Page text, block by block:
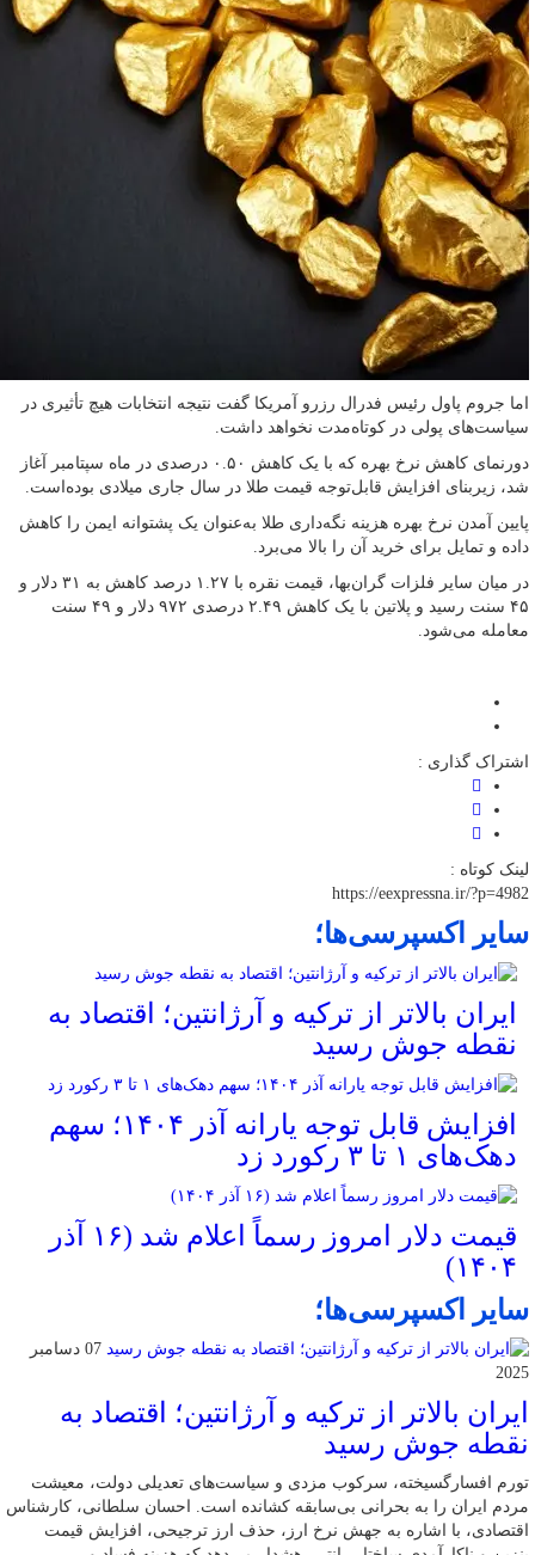
اما جروم پاول رئیس فدرال رزرو آمریکا گفت نتیجه‌ انتخابات هیچ تأثیری در
سیاست‌های پولی در کوتاه‌مدت نخواهد داشت.
دورنمای کاهش نرخ بهره که با یک کاهش ۰.۵۰ درصدی در ماه سپتامبر آغاز
شد، زیربنای افزایش قابل‌توجه قیمت طلا در سال جاری میلادی بوده‌است.
پایین آمدن نرخ بهره هزینه نگه‌داری طلا به‌عنوان یک پشتوانه ایمن را کاهش
داده و تمایل برای خرید آن را بالا می‌برد.
در میان سایر فلزات گران‌بها، قیمت نقره با ۱.۲۷ درصد کاهش به ۳۱ دلار و
۴۵ سنت رسید و پلاتین با یک کاهش ۲.۴۹ درصدی ۹۷۲ دلار و ۴۹ سنت
معامله می‌شود.
اشتراک گذاری :
لینک کوتاه :
https://eexpressna.ir/?p=4982
سایر اکسپرسی‌ها؛
ایران بالاتر از ترکیه و آرژانتین؛ اقتصاد به
نقطه جوش رسید
افزایش قابل توجه یارانه آذر ۱۴۰۴؛ سهم
دهک‌های ۱ تا ۳ رکورد زد
قیمت دلار امروز رسماً اعلام شد (۱۶ آذر
۱۴۰۴)
سایر اکسپرسی‌ها؛
07 دسامبر
2025
ایران بالاتر از ترکیه و آرژانتین؛ اقتصاد به
نقطه جوش رسید
تورم افسارگسیخته، سرکوب مزدی و سیاست‌های تعدیلی دولت، معیشت
مردم ایران را به بحرانی بی‌سابقه کشانده است. احسان سلطانی، کارشناس
اقتصادی، با اشاره به جهش نرخ ارز، حذف ارز ترجیحی، افزایش قیمت